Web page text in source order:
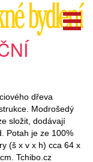
dřeva
Modrošedý
složit, dodávají
Potah je ze 100%
(š x v x h) cca 64 x
Tchibo.cz